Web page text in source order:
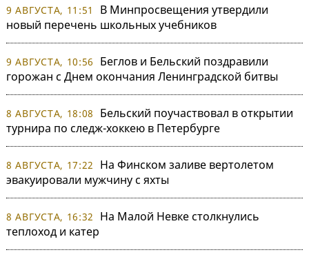
9 АВГУСТА, 11:51
В Минпросвещения утвердили
новый перечень школьных учебников
9 АВГУСТА, 10:56
Беглов и Бельский поздравили
горожан с Днем окончания Ленинградской битвы
8 АВГУСТА, 18:08
Бельский поучаствовал в открытии
турнира по следж-хоккею в Петербурге
8 АВГУСТА, 17:22
На Финском заливе вертолетом
эвакуировали мужчину с яхты
8 АВГУСТА, 16:32
На Малой Невке столкнулись
теплоход и катер